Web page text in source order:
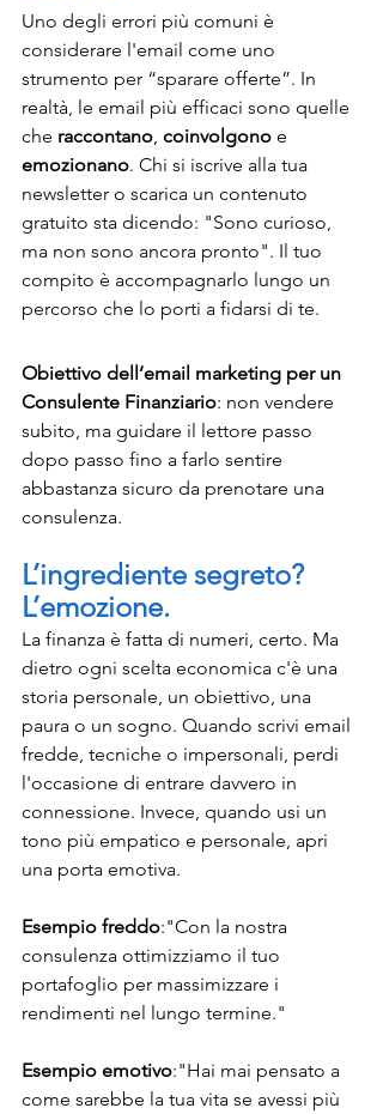
Uno degli errori più comuni è
considerare l'email come uno
strumento per “sparare offerte”. In
realtà, le email più efficaci sono quelle
che raccontano coinvolgono e
emozionano. Chi si iscrive alla tua
newsletter o scarica un contenuto
gratuito sta dicendo: "Sono curioso,
ma non sono ancora pronto". Il tuo
compito è accompagnarlo lungo un
percorso che lo porti a fidarsi di te.
Obiettivo dell’email marketing per un
Consulente Finanziario: non vendere
subito, ma guidare il lettore passo
dopo passo fino a farlo sentire
abbastanza sicuro da prenotare una
consulenza.
L’ingrediente segreto?
L’emozione.
La finanza è fatta di numeri, certo. Ma
dietro ogni scelta economica c'è una
storia personale, un obiettivo, una
paura o un sogno. Quando scrivi email
fredde, tecniche o impersonali, perdi
l'occasione di entrare davvero in
connessione. Invece, quando usi un
tono più empatico e personale, apri
una porta emotiva.
Esempio freddo:"Con la nostra
consulenza ottimizziamo il tuo
portafoglio per massimizzare i
rendimenti nel lungo termine."
Esempio emotivo:"Hai mai pensato a
come sarebbe la tua vita se avessi più